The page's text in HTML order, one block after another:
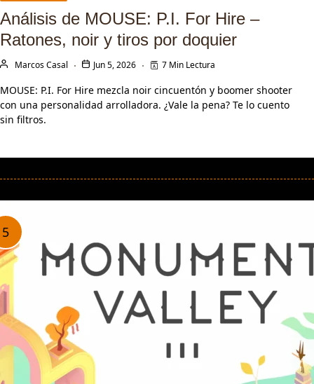
Análisis de MOUSE: P.I. For Hire –
Ratones, noir y tiros por doquier
Marcos Casal Jun 5, 2026 7 Min Lectura
MOUSE: P.I. For Hire mezcla noir cincuentón y boomer shooter
con una personalidad arrolladora. ¿Vale la pena? Te lo cuento
sin filtros.